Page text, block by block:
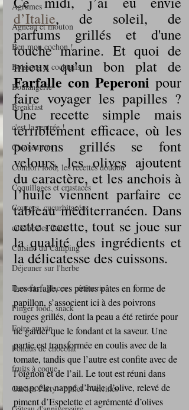
Agrumes
Agneau et mouton
Ben mon cochon !
Boissons et cocktails
Boulangerie
Breakfast
c'est la rentrée !
Chicken run
Comfort food, les recettes doudou
Coquillages et crustacés
Courges, cucurbitacées
cuisine des fleurs
Cuisine du Camping
Déjeuner sur l'herbe
Desserts - glaces - pâtisserie
Finger food, snack
Foire au vin
Fondus de chocolat
fruits à coque
Garden Party - buffet - Verrines
d’Italie, de soleil, de
parfums grillés et d'une
touche marine. Et quoi de
Farfalle con Peperoni pour
faire voyager les papilles ?
Une recette simple mais
terriblement efficace, où les
poivrons grillés se font
velours, les olives ajoutent
du caractère, et les anchois à
l’huile viennent parfaire ce
tableau méditerranéen. Dans
cette recette, tout se joue sur
la qualité des ingrédients et
la délicatesse des cuissons.
Les farfalle, ces petites pâtes en forme de
papillon, s’associent ici à des poivrons
rouges grillés, dont la peau a été retirée pour
ne garder que le fondant et la saveur. Une
partie est transformée en coulis avec de la
tomate, tandis que l’autre est confite avec de
l’oignon et de l’ail. Le tout est réuni dans
une poêle, nappé d’huile d’olive, relevé de
piment d’Espelette et agrémenté d’olives